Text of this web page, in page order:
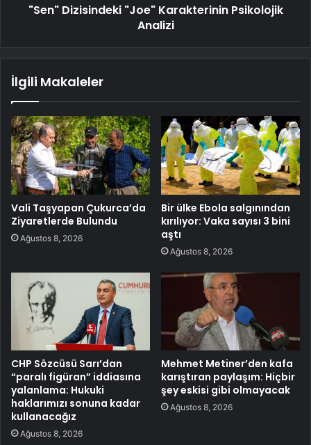
"Sen" Dizisindeki "Joe" Karakterinin Psikolojik
Analizi
İlgili Makaleler
Vali Taşyapan Çukurca’da
Ziyaretlerde Bulundu
Ağustos 8, 2026
Bir ülke Ebola salgınından
kırılıyor: Vaka sayısı 3 bini
aştı
Ağustos 8, 2026
CHP Sözcüsü Sarı’dan
“paralı figüran” iddiasına
yalanlama: Hukuki
haklarımızı sonuna kadar
kullanacağız
Ağustos 8, 2026
Mehmet Metiner’den kafa
karıştıran paylaşım: Hiçbir
şey eskisi gibi olmayacak
Ağustos 8, 2026